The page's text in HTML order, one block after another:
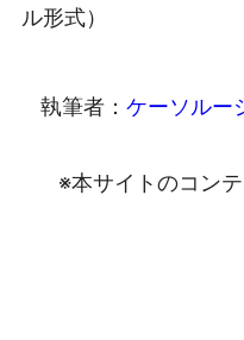
ル形式）
執筆者： ケーソルー
※本サイトのコン